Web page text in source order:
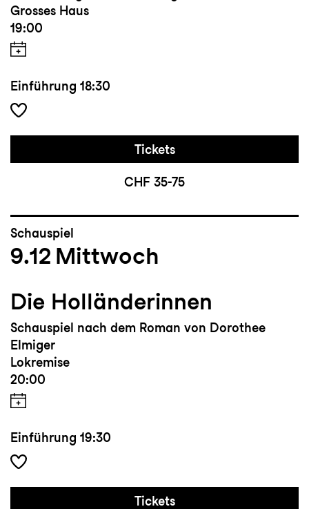
Grosses Haus
19:00
Einführung 18:30
Tickets
CHF 35-75
Schauspiel
9.12 Mittwoch
Die Holländerinnen
Schauspiel nach dem Roman von Dorothee
Elmiger
Lokremise
20:00
Einführung 19:30
Tickets